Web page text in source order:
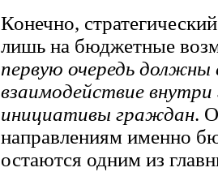
Конечно,
лишь на бюджетные
первую очередь
взаимодействие
инициативы граждан.
направлениям именно
остаются одним из